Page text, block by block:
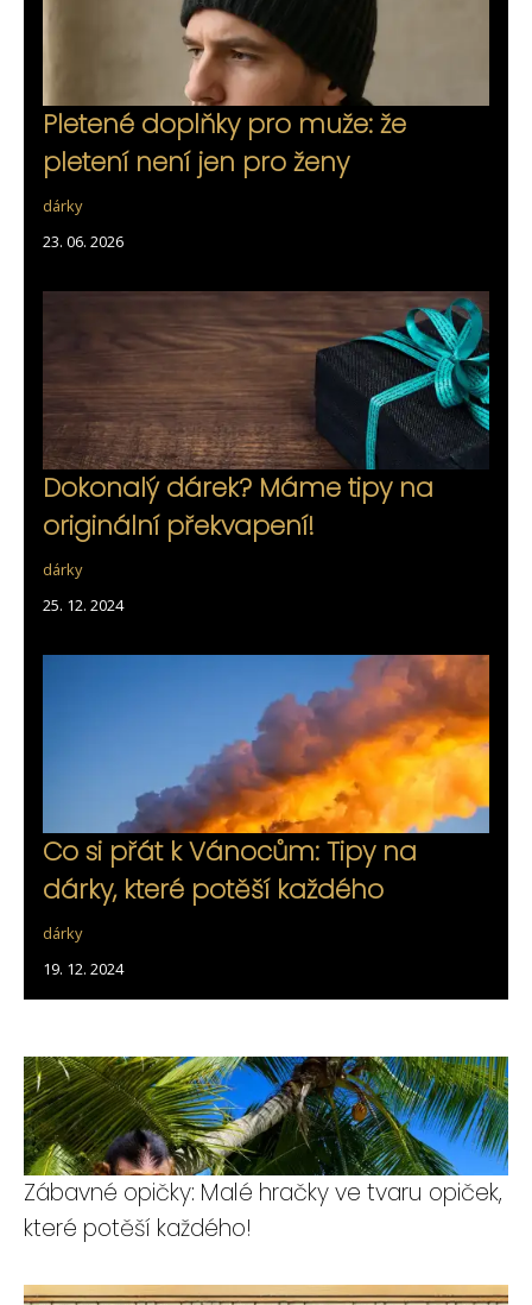
Pletené doplňky pro muže: že
pletení není jen pro ženy
dárky
23. 06. 2026
Dokonalý dárek? Máme tipy na
originální překvapení!
dárky
25. 12. 2024
Co si přát k Vánocům: Tipy na
dárky, které potěší každého
dárky
19. 12. 2024
Zábavné opičky: Malé hračky ve tvaru opiček,
které potěší každého!